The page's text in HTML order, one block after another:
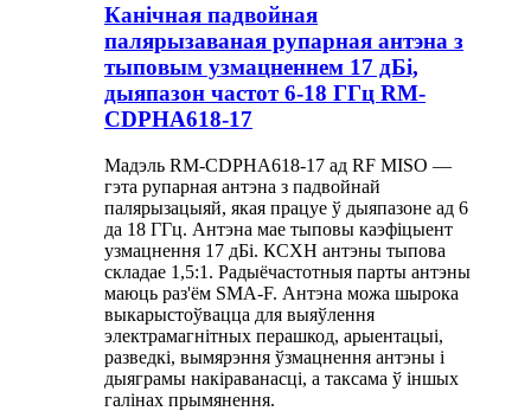
Канічная падвойная
палярызаваная рупарная антэна з
тыповым узмацненнем 17 дБі,
дыяпазон частот 6-18 ГГц RM-
CDPHA618-17
Мадэль RM-CDPHA618-17 ад RF MISO —
гэта рупарная антэна з падвойнай
палярызацыяй, якая працуе ў дыяпазоне ад 6
да 18 ГГц. Антэна мае тыповы каэфіцыент
узмацнення 17 дБі. КСХН антэны тыпова
складае 1,5:1. Радыёчастотныя парты антэны
маюць раз'ём SMA-F. Антэна можа шырока
выкарыстоўвацца для выяўлення
электрамагнітных перашкод, арыентацыі,
разведкі, вымярэння ўзмацнення антэны і
дыяграмы накіраванасці, а таксама ў іншых
галінах прымянення.